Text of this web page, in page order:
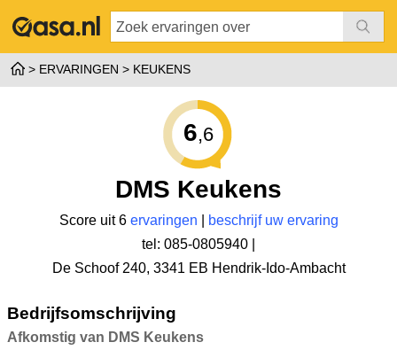
ERVARINGEN KEUKENS
6,6
DMS Keukens
Score uit 6 ervaringen
beschrijf uw ervaring
tel: 085-0805940 |
De Schoof 240, 3341 EB Hendrik-Ido-Ambacht
Bedrijfsomschrijving
Afkomstig van DMS Keukens